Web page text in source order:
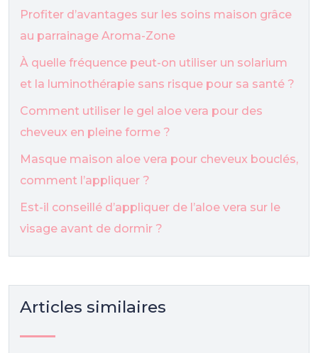
Profiter d’avantages sur les soins maison grâce
au parrainage Aroma-Zone
À quelle fréquence peut-on utiliser un solarium
et la luminothérapie sans risque pour sa santé ?
Comment utiliser le gel aloe vera pour des
cheveux en pleine forme ?
Masque maison aloe vera pour cheveux bouclés,
comment l’appliquer ?
Est-il conseillé d’appliquer de l’aloe vera sur le
visage avant de dormir ?
Articles similaires